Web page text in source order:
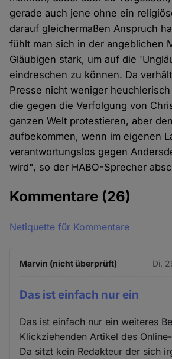
gerade auch jene ohne ein
darauf gleichermaßen Anspruch
fühlt man sich in der angeblichen
Gläubigen stark, um auf die
eindreschen zu können. Da
Presse nicht weniger
die gegen die Verfolgung von
ganzen Welt protestieren, aber
aufbekommen, wenn im eigenen
verantwortungslos gegen
wird", so der HABO-Sprecher
Kommentare (26)
Netiquette für Kommentare
Marvin (nicht überprüft) Di.
Das ist einfach nur ein
Das ist einfach nur ein weiteres
Klickziehenden Artikel des
Da sitzt kein Redakteur der sich